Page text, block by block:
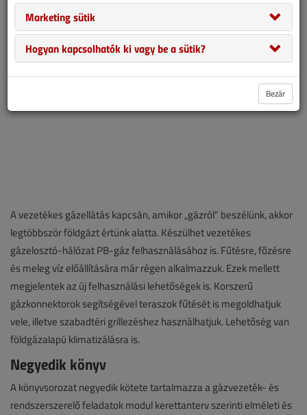
A vezetékes gázellátás kapcsán, amikor „gázról” beszélünk, akkor
legtöbbször földgázt értünk alatta. Készülhet vezetékes
gázelosztó-hálózat PB-gáz felhasználásához is. Fűtésre, főzésre
és meleg víz előállítására már régen alkalmazzuk. Ezek mellett
megjelentek az új felhasználási lehetőségek is. Korszerű
gázkonnektorok segítségével teraszok fűtését is megoldhatjuk
vele, illetve szabadtéri grillezéshez használhatjuk. Lehetőség van
földgázalapú klimatizálásra is.
Negyedik könyv
A könyvsorozat negyedik kötete tartalmazza a gázvezeték- és
rendszerszerelő feladatok modul kerettanterv szerinti elméleti és
Marketing sütik
Hogyan kapcsolhatók ki vagy be a sütik?
Bezár